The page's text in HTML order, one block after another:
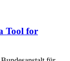
Tool for